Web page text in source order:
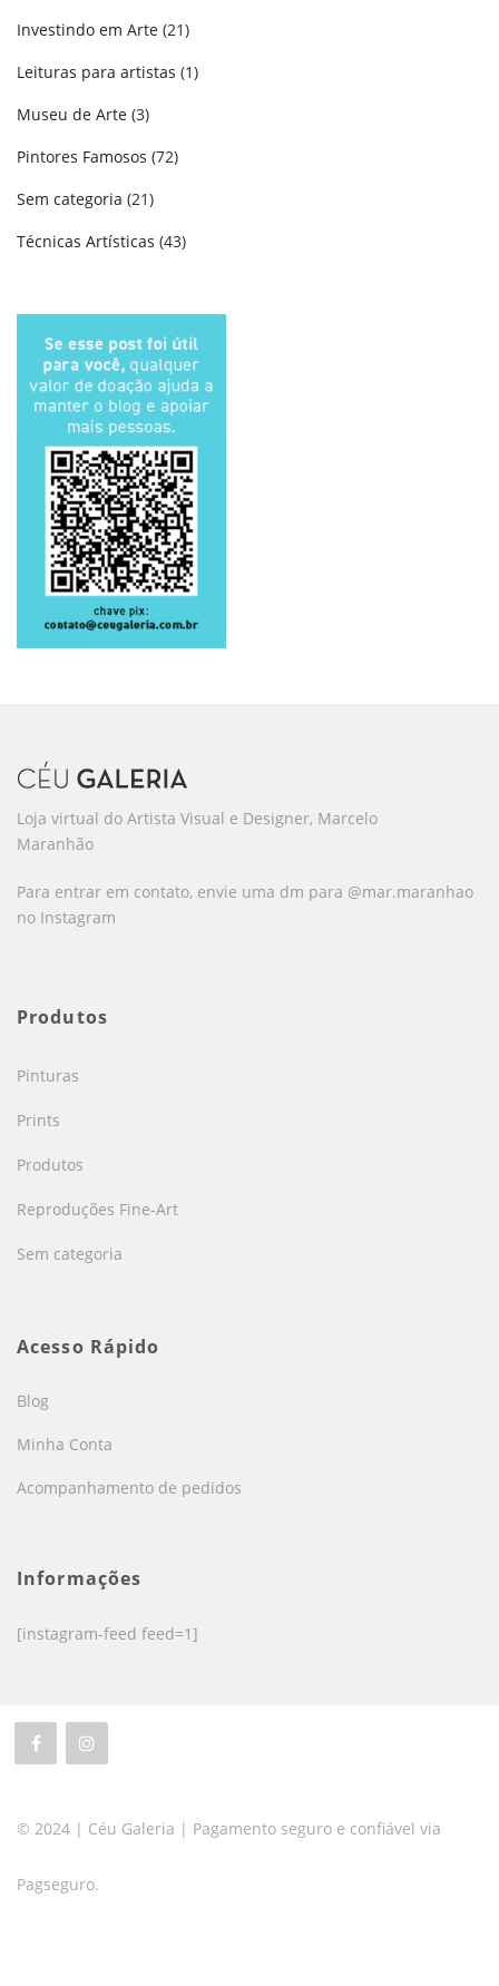
Investindo em Arte (21)
Leituras para artistas (1)
Museu de Arte (3)
Pintores Famosos (72)
Sem categoria (21)
Técnicas Artísticas (43)
Loja virtual do Artista Visual e Designer, Marcelo
Maranhão
Para entrar em contato, envie uma dm para @mar.maranhao
no Instagram
Produtos
Pinturas
Prints
Produtos
Reproduções Fine-Art
Sem categoria
Acesso Rápido
Blog
Minha Conta
Acompanhamento de pedidos
Informações
[instagram-feed feed=1]
© 2024 | Céu Galeria | Pagamento seguro e confiável via
Pagseguro.